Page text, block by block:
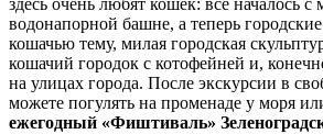
здесь очень любят кошек: всё началось с
водонапорной башне, а теперь
кошачью тему, милая городская
кошачий городок с котофейней и,
на улицах города. После экскурсии в
можете погулять на променаде у моря
ежегодный «Фиштиваль»